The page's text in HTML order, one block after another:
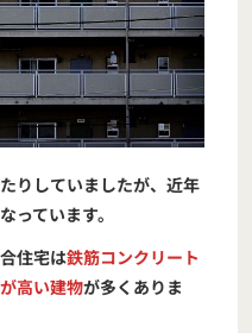
りしていましたが、近年
っています。
住宅は鉄筋コンクリート
高い建物が多くありま